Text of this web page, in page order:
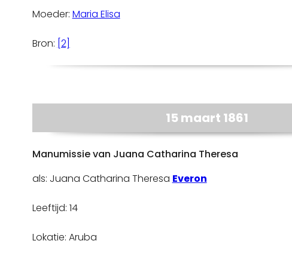
Moeder: Maria Elisa
Bron: [2]
15 maart 1861
Manumissie van Juana Catharina Theresa
als: Juana Catharina Theresa Everon
Leeftijd: 14
Lokatie: Aruba